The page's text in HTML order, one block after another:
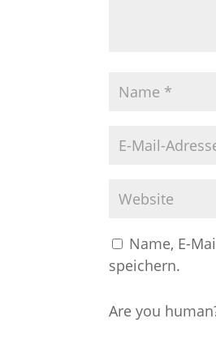
Name, E-
speichern.
Are you